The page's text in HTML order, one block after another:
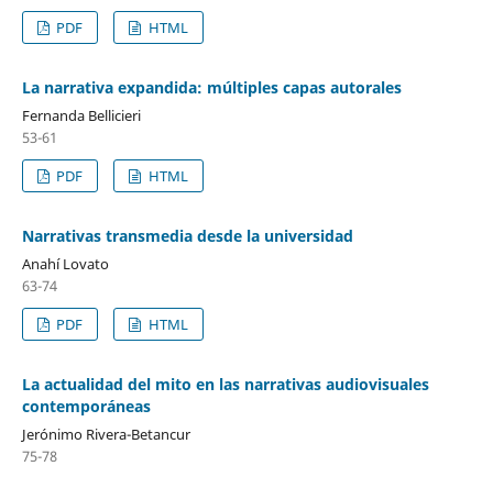
PDF
HTML
La narrativa expandida: múltiples capas autorales
Fernanda Bellicieri
53-61
PDF
HTML
Narrativas transmedia desde la universidad
Anahí Lovato
63-74
PDF
HTML
La actualidad del mito en las narrativas audiovisuales
contemporáneas
Jerónimo Rivera-Betancur
75-78